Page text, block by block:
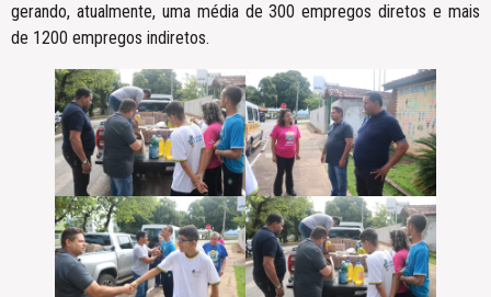
gerando, atualmente, uma média de 300 empregos diretos e mais
de 1200 empregos indiretos.